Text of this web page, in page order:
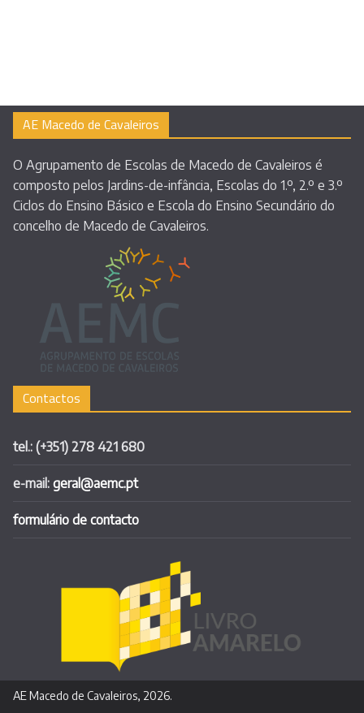
AE Macedo de Cavaleiros
O Agrupamento de Escolas de Macedo de Cavaleiros é
composto pelos Jardins-de-infância, Escolas do 1.º, 2.º e 3.º
Ciclos do Ensino Básico e Escola do Ensino Secundário do
concelho de Macedo de Cavaleiros.
Contactos
tel.: (+351) 278 421 680
e-mail: geral@aemc.pt
formulário de contacto
AE Macedo de Cavaleiros, 2026.